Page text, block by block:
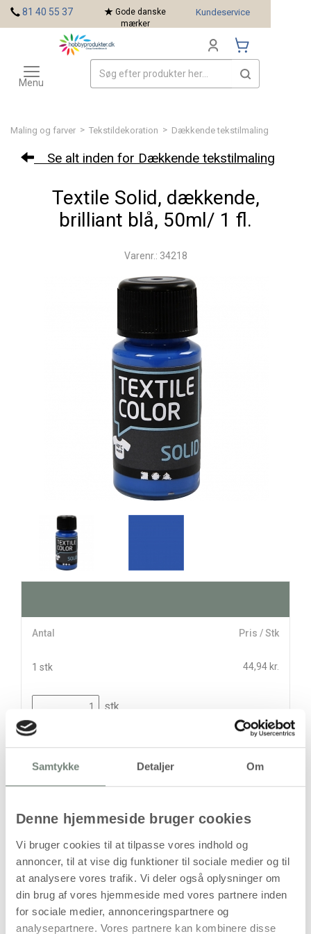
Samtykke Detaljer Om
Denne hjemmeside bruger cookies
Vi bruger cookies til at tilpasse vores indhold og
annoncer, til at vise dig funktioner til sociale medier og til
at analysere vores trafik. Vi deler også oplysninger om
din brug af vores hjemmeside med vores partnere inden
for sociale medier, annonceringspartnere og
analysepartnere. Vores partnere kan kombinere disse
Maling og farver > Tekstildekoration > Dækkende tekstilmaling
Se alt inden for Dækkende tekstilmaling
Textile Solid, dækkende,
brilliant blå, 50ml/ 1 fl.
Varenr.: 34218
Antal Pris / Stk
1 stk 44,94 kr.
stk
44,94kr.
Leveringsomkostninger
81 40 55 37
Gode danske
mærker
Kundeservice
Toggle
navigation
Menu
Mærker